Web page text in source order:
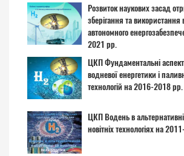
Розвиток наукових засад
зберігання та
автономного
2021 рр.
ЦКП Фундаментальні
водневої енергетики і
технологій на 2016-2018 рр.
ЦКП Водень в
новітніх технологіях на